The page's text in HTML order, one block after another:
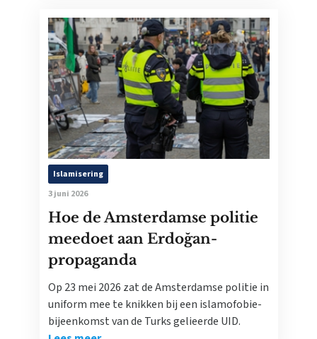
Islamisering
3 juni 2026
Hoe de Amsterdamse politie
meedoet aan Erdoğan-
propaganda
Op 23 mei 2026 zat de Amsterdamse politie in
uniform mee te knikken bij een islamofobie-
bijeenkomst van de Turks gelieerde UID.